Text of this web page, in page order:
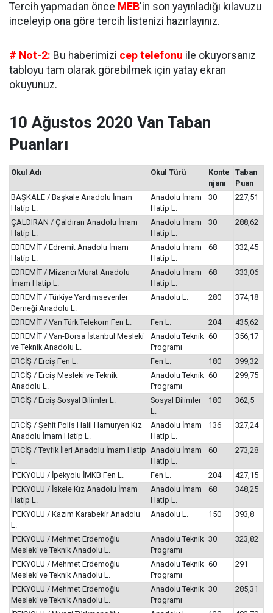
Tercih yapmadan önce MEB'in son yayınladığı kılavuzu
inceleyip ona göre tercih listenizi hazırlayınız.
# Not-2: Bu haberimizi cep telefonu ile okuyorsanız
tabloyu tam olarak görebilmek için yatay ekran
okuyunuz.
10 Ağustos 2020 Van Taban
Puanları
Okul Adı Okul Türü
Konte
njanı
Taban
Puan
BAŞKALE / Başkale Anadolu İmam
Hatip L.
Anadolu İmam
Hatip L.
30 227,51
ÇALDIRAN / Çaldıran Anadolu İmam
Hatip L.
Anadolu İmam
Hatip L.
30 288,62
EDREMİT / Edremit Anadolu İmam
Hatip L.
Anadolu İmam
Hatip L.
68 332,45
EDREMİT / Mizancı Murat Anadolu
İmam Hatip L.
Anadolu İmam
Hatip L.
68 333,06
EDREMİT / Türkiye Yardımsevenler
Derneği Anadolu L.
Anadolu L. 280 374,18
EDREMİT / Van Türk Telekom Fen L. Fen L. 204
435,62
EDREMİT / Van-Borsa İstanbul Mesleki
ve Teknik Anadolu L.
Anadolu Teknik
Programı
60 356,17
ERCİŞ / Erciş Fen L. Fen L. 180
399,32
ERCİŞ / Erciş Mesleki ve Teknik
Anadolu L.
Anadolu Teknik
Programı
60 299,75
ERCİŞ / Erciş Sosyal Bilimler L.
Sosyal Bilimler
L.
180 362,5
ERCİŞ / Şehit Polis Halil Hamuryen Kız
Anadolu İmam Hatip L.
Anadolu İmam
Hatip L.
136 327,24
ERCİŞ / Tevfik İleri Anadolu İmam Hatip
L.
Anadolu İmam
Hatip L.
60 273,28
İPEKYOLU / İpekyolu İMKB Fen L. Fen L. 204
427,15
İPEKYOLU / İskele Kız Anadolu İmam
Hatip L.
Anadolu İmam
Hatip L.
68 348,25
İPEKYOLU / Kazım Karabekir Anadolu
L.
Anadolu L. 150 393,8
İPEKYOLU / Mehmet Erdemoğlu
Mesleki ve Teknik Anadolu L.
Anadolu Teknik
Programı
30 323,82
İPEKYOLU / Mehmet Erdemoğlu
Mesleki ve Teknik Anadolu L.
Anadolu Teknik
Programı
60 291
İPEKYOLU / Mehmet Erdemoğlu
Mesleki ve Teknik Anadolu L.
Anadolu Teknik
Programı
30 285,31